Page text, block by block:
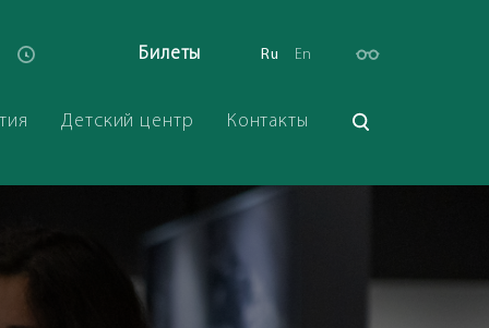
Билеты Ru En
Детский центр Контакты